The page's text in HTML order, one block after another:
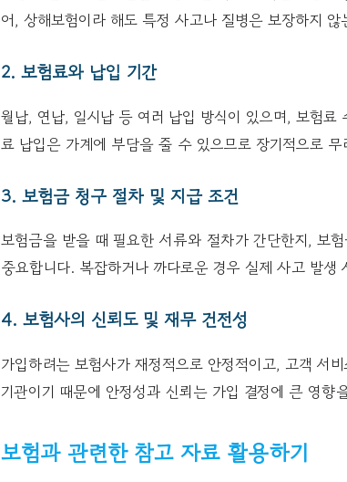
어, 상해보험이라 해도 특정 사고나 질병은 보장하지
2. 보험료와 납입 기간
월납, 연납, 일시납 등 여러 납입 방식이 있으며, 보험
료 납입은 가계에 부담을 줄 수 있으므로 장기적으로
3. 보험금 청구 절차 및 지급 조건
보험금을 받을 때 필요한 서류와 절차가 간단한지, 보
중요합니다. 복잡하거나 까다로운 경우 실제 사고 발
4. 보험사의 신뢰도 및 재무 건전성
가입하려는 보험사가 재정적으로 안정적이고, 고객 서
기관이기 때문에 안정성과 신뢰는 가입 결정에 큰 영향
보험과 관련한 참고 자료 활용하기